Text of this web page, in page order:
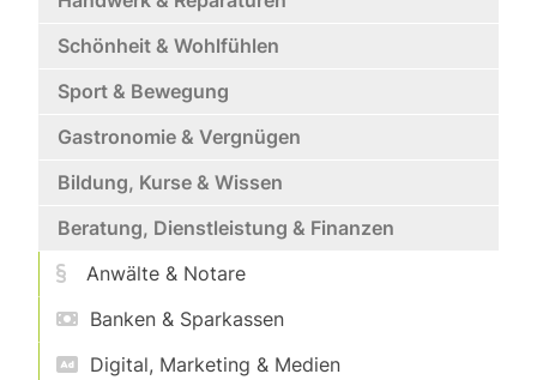
Schönheit & Wohlfühlen
Sport & Bewegung
Gastronomie & Vergnügen
Bildung, Kurse & Wissen
Beratung, Dienstleistung & Finanzen
Anwälte & Notare
Banken & Sparkassen
Digital, Marketing & Medien